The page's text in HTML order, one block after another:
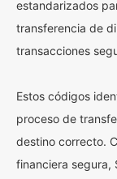
estandarizados
transferencia de
transacciones
Estos códigos
proceso de
destino correcto.
financiera segura,